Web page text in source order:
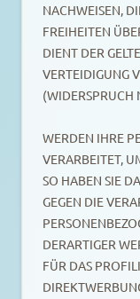
NACHWEISEN,
FREIHEITEN
DIENT DER
VERTEIDIGUNG
(WIDERSPRUCH
WERDEN IHRE
VERARBEITET,
SO HABEN SIE
GEGEN DIE
DERARTIGER
FÜR DAS